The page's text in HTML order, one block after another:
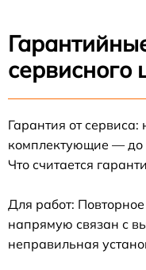
сервисного
Гарантия от
комплектующие — до
Что считается
Для работ:
напрямую связан с
неправильная